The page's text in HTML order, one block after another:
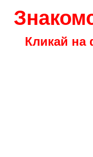
Кликай на